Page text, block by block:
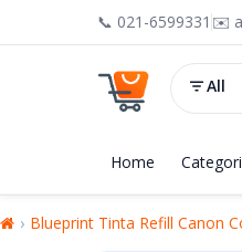
📞 021-6599331 ✉️
All
Home
Blueprint Tinta Refill Canon